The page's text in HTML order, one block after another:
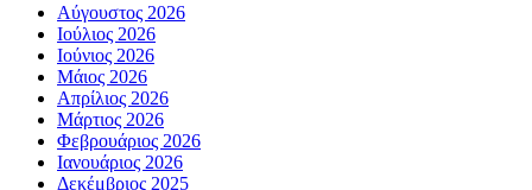
Αύγουστος 2026
Ιούλιος 2026
Ιούνιος 2026
Μάιος 2026
Απρίλιος 2026
Μάρτιος 2026
Φεβρουάριος 2026
Ιανουάριος 2026
Δεκέμβριος 2025